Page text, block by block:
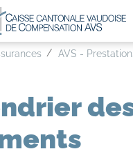
AVS -